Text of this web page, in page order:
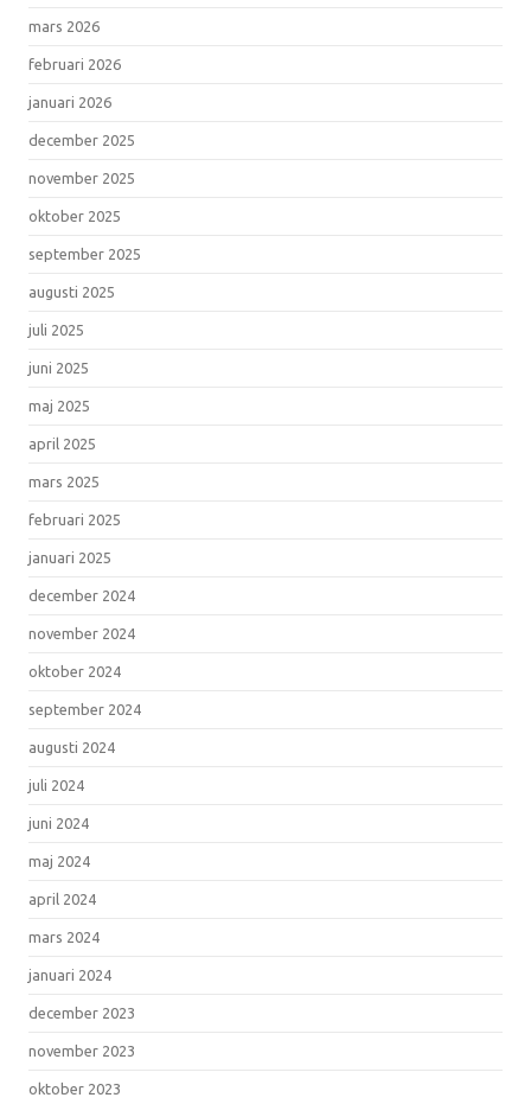
mars 2026
februari 2026
januari 2026
december 2025
november 2025
oktober 2025
september 2025
augusti 2025
juli 2025
juni 2025
maj 2025
april 2025
mars 2025
februari 2025
januari 2025
december 2024
november 2024
oktober 2024
september 2024
augusti 2024
juli 2024
juni 2024
maj 2024
april 2024
mars 2024
januari 2024
december 2023
november 2023
oktober 2023